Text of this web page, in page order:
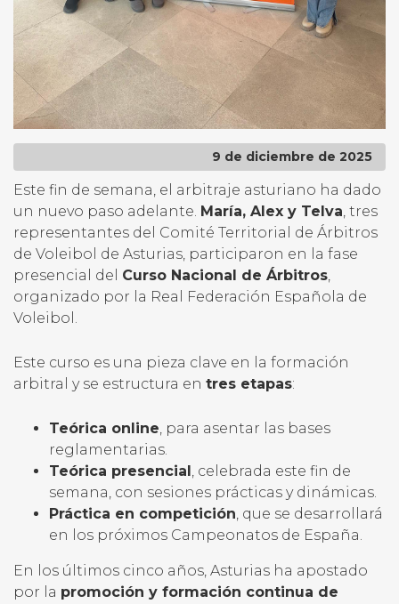
9 de diciembre de 2025
Este fin de semana, el arbitraje asturiano ha dado
un nuevo paso adelante. María, Alex y Telva, tres
representantes del Comité Territorial de Árbitros
de Voleibol de Asturias, participaron en la fase
presencial del Curso Nacional de Árbitros,
organizado por la Real Federación Española de
Voleibol.
Este curso es una pieza clave en la formación
arbitral y se estructura en tres etapas:
Teórica online, para asentar las bases
reglamentarias.
Teórica presencial , celebrada este fin de
semana, con sesiones prácticas y dinámicas.
Práctica en competición, que se desarrollará
en los próximos Campeonatos de España.
En los últimos cinco años, Asturias ha apostado
por la promoción y formación continua de